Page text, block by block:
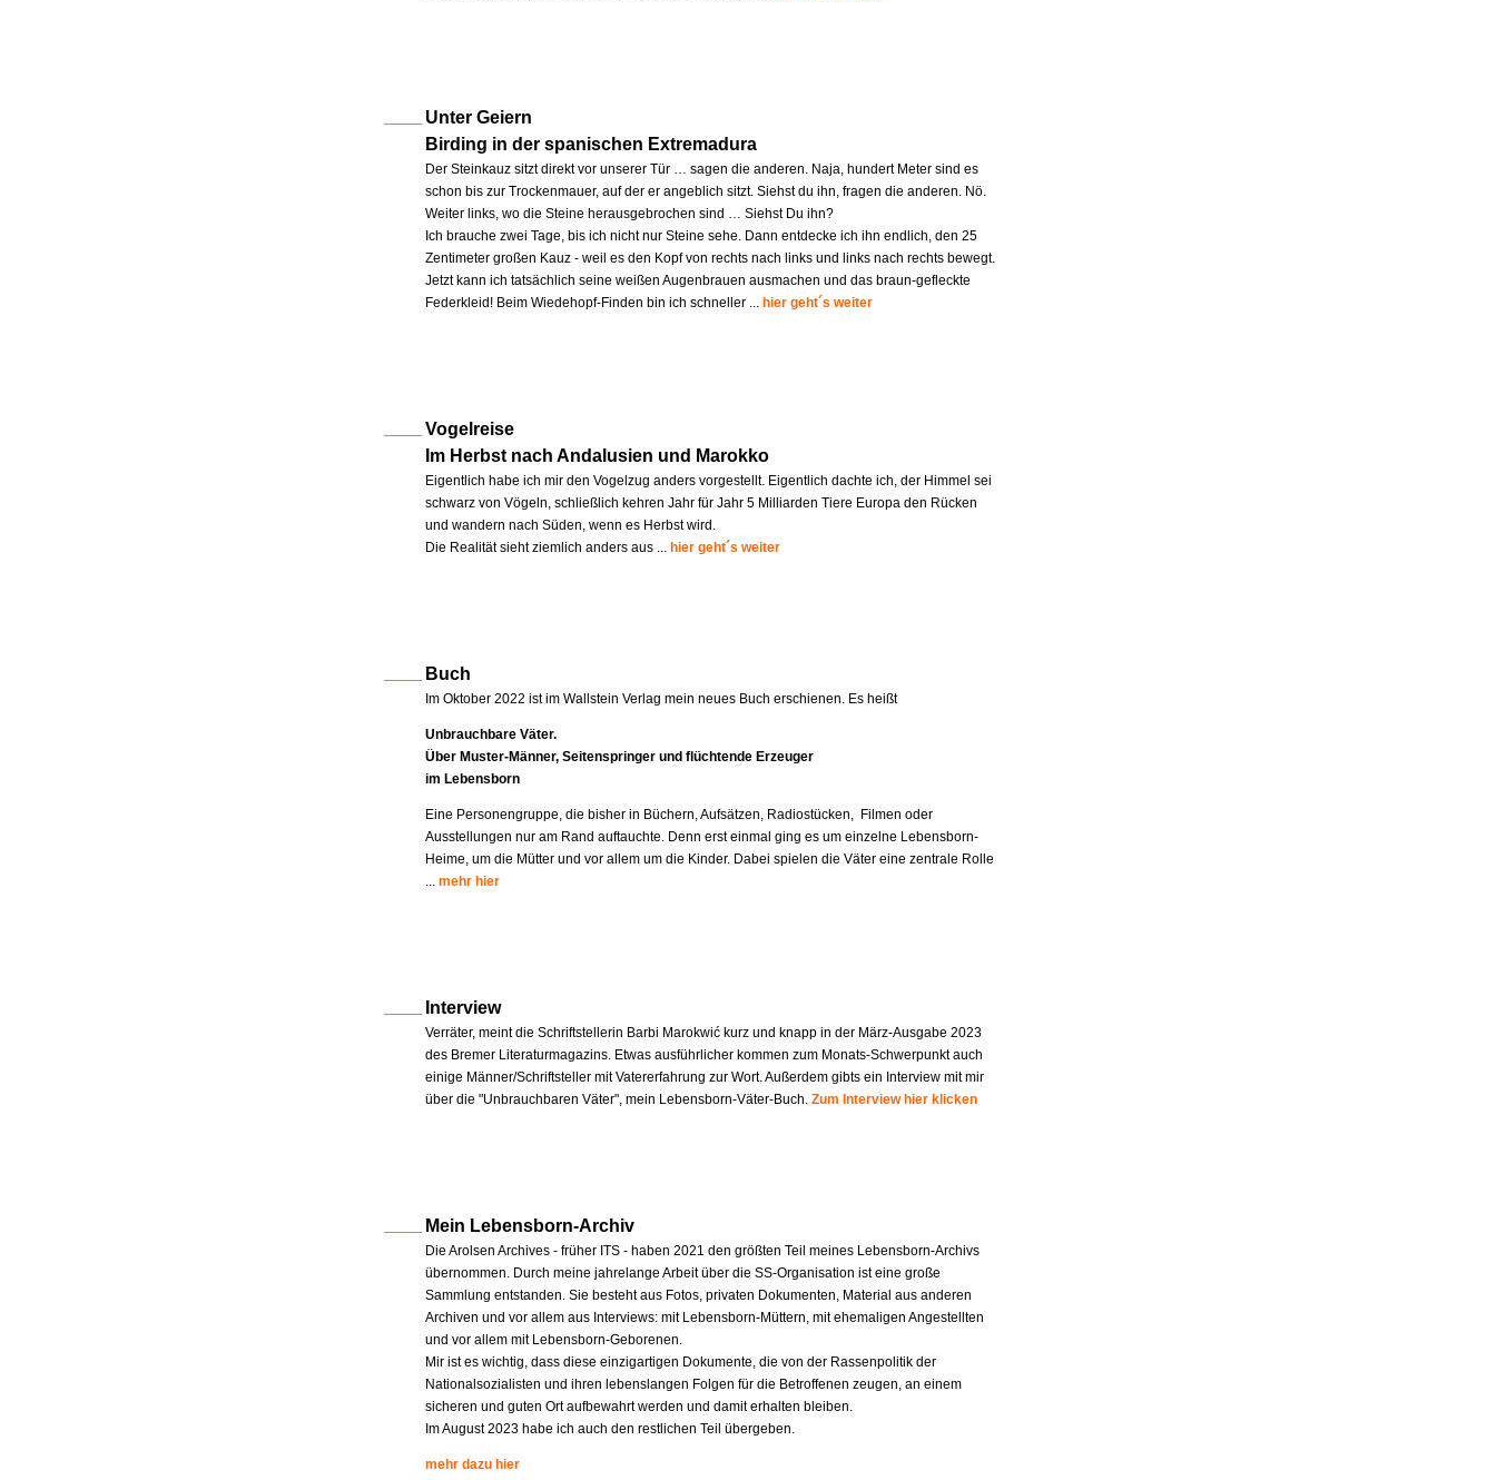
Unter Geiern
Birding in der spanischen Extremadura
Der Steinkauz sitzt direkt vor unserer Tür … sagen die anderen. Naja, hundert Meter sind es
schon bis zur Trockenmauer, auf der er angeblich sitzt. Siehst du ihn, fragen die anderen. Nö.
Weiter links, wo die Steine herausgebrochen sind … Siehst Du ihn?
Ich brauche zwei Tage, bis ich nicht nur Steine sehe. Dann entdecke ich ihn endlich, den 25
Zentimeter großen Kauz - weil es den Kopf von rechts nach links und links nach rechts bewegt.
Jetzt kann ich tatsächlich seine weißen Augenbrauen ausmachen und das braun-gefleckte
Federkleid! Beim Wiedehopf-Finden bin ich schneller ... hier geht´s weiter
Vogelreise
Im Herbst nach Andalusien und Marokko
Eigentlich habe ich mir den Vogelzug anders vorgestellt. Eigentlich dachte ich, der Himmel sei
schwarz von Vögeln, schließlich kehren Jahr für Jahr 5 Milliarden Tiere Europa den Rücken
und wandern nach Süden, wenn es Herbst wird.
Die Realität sieht ziemlich anders aus ... hier geht´s weiter
Buch
Im Oktober 2022 ist im Wallstein Verlag mein neues Buch erschienen. Es heißt
Unbrauchbare Väter.
Über Muster-Männer, Seitenspringer und flüchtende Erzeuger
im Lebensborn
Eine Personengruppe, die bisher in Büchern, Aufsätzen, Radiostücken, Filmen oder
Ausstellungen nur am Rand auftauchte. Denn erst einmal ging es um einzelne Lebensborn-
Heime, um die Mütter und vor allem um die Kinder. Dabei spielen die Väter eine zentrale Rolle
... mehr hier
Interview
Verräter, meint die Schriftstellerin Barbi Marokwić kurz und knapp in der März-Ausgabe 2023
des Bremer Literaturmagazins. Etwas ausführlicher kommen zum Monats-Schwerpunkt auch
einige Männer/Schriftsteller mit Vatererfahrung zur Wort. Außerdem gibts ein Interview mit mir
über die "Unbrauchbaren Väter", mein Lebensborn-Väter-Buch. Zum Interview hier klicken
Mein Lebensborn-Archiv
Die Arolsen Archives - früher ITS - haben 2021 den größten Teil meines Lebensborn-Archivs
übernommen. Durch meine jahrelange Arbeit über die SS-Organisation ist eine große
Sammlung entstanden. Sie besteht aus Fotos, privaten Dokumenten, Material aus anderen
Archiven und vor allem aus Interviews: mit Lebensborn-Müttern, mit ehemaligen Angestellten
und vor allem mit Lebensborn-Geborenen.
Mir ist es wichtig, dass diese einzigartigen Dokumente, die von der Rassenpolitik der
Nationalsozialisten und ihren lebenslangen Folgen für die Betroffenen zeugen, an einem
sicheren und guten Ort aufbewahrt werden und damit erhalten bleiben.
Im August 2023 habe ich auch den restlichen Teil übergeben.
mehr dazu hier